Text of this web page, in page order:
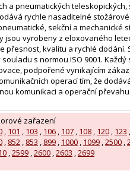
a pneumatických
rychle nasaditelné
sekční a mechanické
jsou vyrobeny z eloxovaného
přesnost, kvalitu a rychlé dodání.
s normou ISO 9001.
podpořené vynikajícím
operací tím, že
komunikaci a operační
zařazení
, 101 , 103 , 106 , 107 , 108 , 120 , 123 ,
, 852 , 853 , 899 , 1000 , 1099 ,2500 ,
,2599 ,2600 ,2603 ,2699